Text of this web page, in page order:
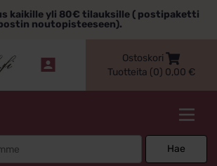
kaikille yli 80€ tilauksille ( postipaketti
noutopisteeseen).
Ostoskori
Tuotteita (0) 0,00 €
Hae